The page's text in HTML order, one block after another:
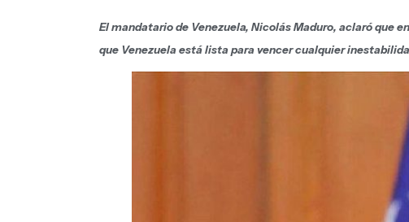
El mandatario de Venezuela, Nicolás Maduro, aclaró que
que Venezuela está lista para vencer cualquier